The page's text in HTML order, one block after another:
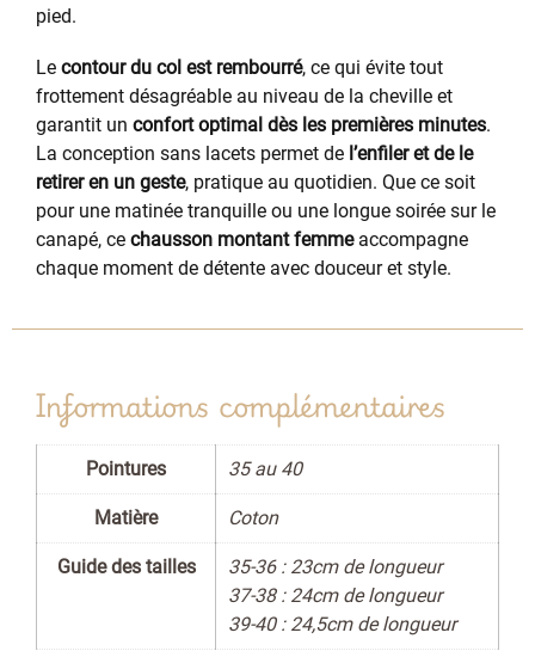
pied.
Le contour du col est rembourré, ce qui évite tout
frottement désagréable au niveau de la cheville et
garantit un confort optimal dès les premières minutes.
La conception sans lacets permet de l’enfiler et de le
retirer en un geste, pratique au quotidien. Que ce soit
pour une matinée tranquille ou une longue soirée sur le
canapé, ce chausson montant femmeaccompagne
chaque moment de détente avec douceur et style.
Informations complémentaires
Pointures 35 au 40
Matière Coton
Guide des tailles
35-36 : 23cm de longueur
37-38 : 24cm de longueur
39-40 : 24,5cm de longueur